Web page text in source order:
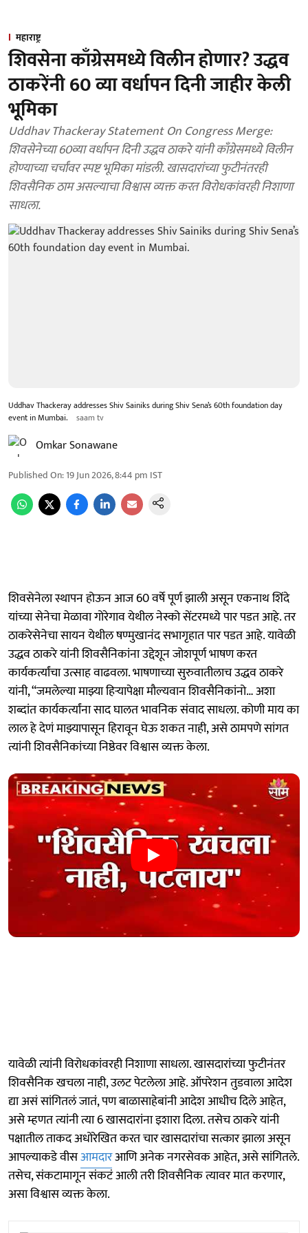
महाराष्ट्र
शिवसेना काँग्रेसमध्ये विलीन होणार? उद्धव
ठाकरेंनी 60 व्या वर्धापन दिनी जाहीर केली
भूमिका
Uddhav Thackeray Statement On Congress Merge:
शिवसेनेच्या 60व्या वर्धापन दिनी उद्धव ठाकरे यांनी काँग्रेसमध्ये विलीन
होण्याच्या चर्चांवर स्पष्ट भूमिका मांडली. खासदारांच्या फुटीनंतरही
शिवसैनिक ठाम असल्याचा विश्वास व्यक्त करत विरोधकांवरही निशाणा
साधला.
Uddhav Thackeray addresses Shiv Sainiks during Shiv Sena’s 60th foundation day
event in Mumbai.
saam tv
Omkar Sonawane
Published On:19 Jun 2026, 8:44 pm IST
शिवसेनेला स्थापन होऊन आज 60 वर्षे पूर्ण झाली असून एकनाथ शिंदे
यांच्या सेनेचा मेळावा गोरेगाव येथील नेस्को सेंटरमध्ये पार पडत आहे. तर
ठाकरेसेनेचा सायन येथील षण्मुखानंद सभागृहात पार पडत आहे. यावेळी
उद्धव ठाकरे यांनी शिवसैनिकांना उद्देशून जोशपूर्ण भाषण करत
कार्यकर्त्यांचा उत्साह वाढवला. भाषणाच्या सुरुवातीलाच उद्धव ठाकरे
यांनी, “जमलेल्या माझ्या हिऱ्यापेक्षा मौल्यवान शिवसैनिकांनो… अशा
शब्दांत कार्यकर्त्यांना साद घालत भावनिक संवाद साधला. कोणी माय का
लाल हे देणं माझ्यापासून हिरावून घेऊ शकत नाही, असे ठामपणे सांगत
त्यांनी शिवसैनिकांच्या निष्ठेवर विश्वास व्यक्त केला.
यावेळी त्यांनी विरोधकांवरही निशाणा साधला. खासदारांच्या फुटीनंतर
शिवसैनिक खचला नाही, उलट पेटलेला आहे. ऑपरेशन तुडवाला आदेश
द्या असं सांगितलं जातं, पण बाळासाहेबांनी आदेश आधीच दिले आहेत,
असे म्हणत त्यांनी त्या 6 खासदारांना इशारा दिला. तसेच ठाकरे यांनी
पक्षातील ताकद अधोरेखित करत चार खासदारांचा सत्कार झाला असून
आपल्याकडे वीसआमदारआणि अनेक नगरसेवक आहेत, असे सांगितले.
तसेच, संकटामागून संकटं आली तरी शिवसैनिक त्यावर मात करणार,
असा विश्वास व्यक्त केला.